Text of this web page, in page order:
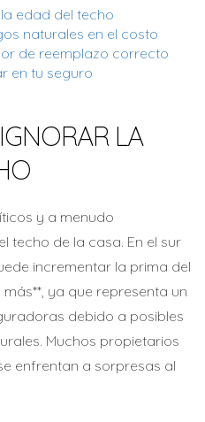
edad del techo
naturales en el costo
de reemplazo correcto
en tu seguro
LA
y a menudo
techo de la casa. En el sur
incrementar la prima del
ya que representa un
debido a posibles
Muchos propietarios
enfrentan a sorpresas al